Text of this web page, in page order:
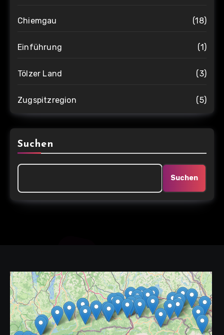
Chiemgau (18)
Einführung (1)
Tölzer Land (3)
Zugspitzregion (5)
Suchen
Suchen